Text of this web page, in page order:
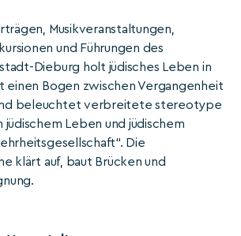
Musikveranstaltungen,
und Führungen des
Dieburg holt jüdisches Leben in
einen Bogen zwischen Vergangenheit
beleuchtet verbreitete stereotype
Leben und jüdischem
Die
klärt auf, baut Brücken und